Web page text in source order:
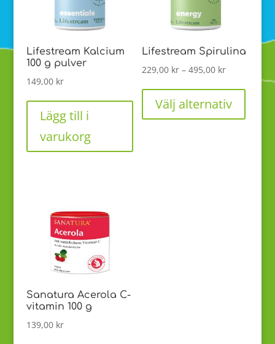
Lifestream Kalcium
100 g pulver
149,00 kr
Lägg till i
varukorg
Lifestream Spirulina
229,00 kr – 495,00 kr
229,00 kr
495,00 kr
Välj alternativ
Den
Sanatura Acerola C-
vitamin 100 g
139,00 kr